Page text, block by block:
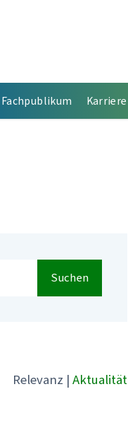
Fachpublikum Karriere
Suchen
Relevanz | Aktualität